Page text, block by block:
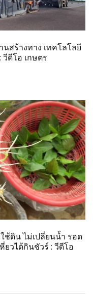
สร้างทาง เทคโลโลยี
ดีโอ เกษตร
ช้ดิน​ ไม่เปลี่ยนน้ำ รอด
ยวได้กินชัวร์ : วีดีโอ